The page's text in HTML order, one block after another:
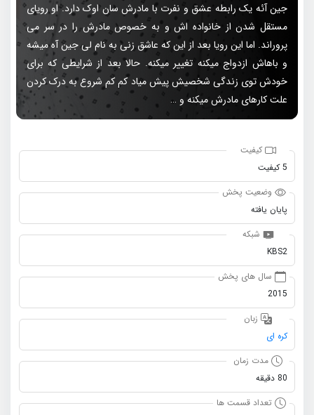
جین آئه یک رابطه عشق و نفرت با مادرش سان اوک دارد. او رویای
مستقل شدن از خانواده اش و به خصوص مادرش را در سر می
پروراند. اما این رویا بعد از این که عاشق زنی به نام لی جین آه میشه
و باهاش ازدواج میکنه تغییر میکنه. حالا بعد از شرایطی که برای
خودش توی زندگی شخصیش پیش میاد کم کم شروع به درک کردن
علت کارهای مادرش میکنه و …
کیفیت
5 کیفیت
وضعیت پخش
پایان یافته
شبکه
KBS2
سال های پخش
2015
زبان
کره ای
مدت زمان
80 دقیقه
تعداد قسمت ها